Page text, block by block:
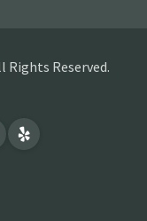
Rights Reserved.